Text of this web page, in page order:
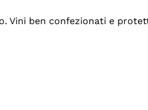
Vini ben confezionati e